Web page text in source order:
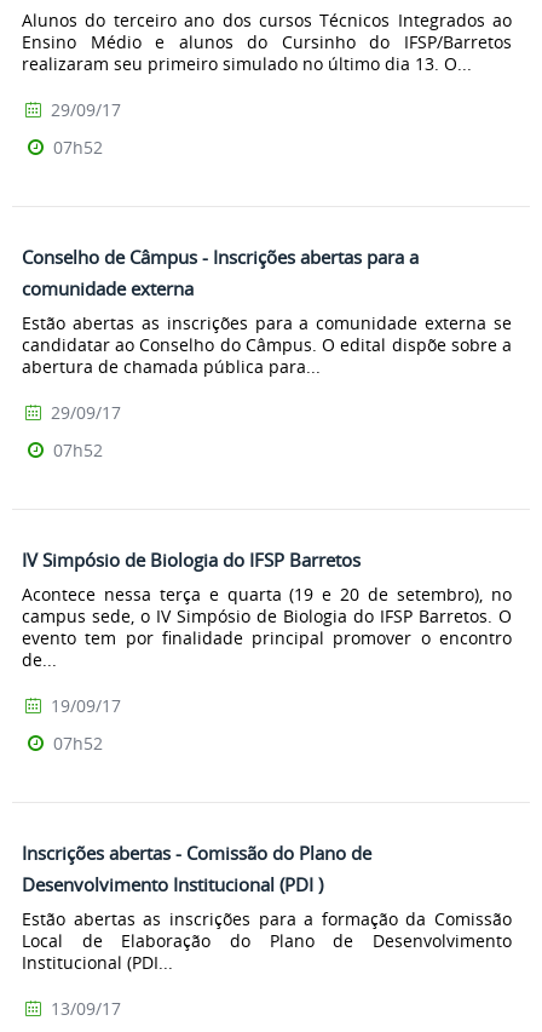
Alunos do terceiro ano dos cursos Técnicos Integrados ao
Ensino Médio e alunos do Cursinho do IFSP/Barretos
realizaram seu primeiro simulado no último dia 13. O...
29/09/17
07h52
Conselho de Câmpus - Inscrições abertas para a
comunidade externa
Estão abertas as inscrições para a comunidade externa se
candidatar ao Conselho do Câmpus. O edital dispõe sobre a
abertura de chamada pública para...
29/09/17
07h52
IV Simpósio de Biologia do IFSP Barretos
Acontece nessa terça e quarta (19 e 20 de setembro), no
campus sede, o IV Simpósio de Biologia do IFSP Barretos. O
evento tem por finalidade principal promover o encontro
de...
19/09/17
07h52
Inscrições abertas - Comissão do Plano de
Desenvolvimento Institucional (PDI )
Estão abertas as inscrições para a formação da Comissão
Local de Elaboração do Plano de Desenvolvimento
Institucional (PDI...
13/09/17